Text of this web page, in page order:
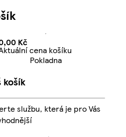
KčAktuální cena košíku
Kč
cena košíku
Pokladna
košík
službu, která je pro Vás